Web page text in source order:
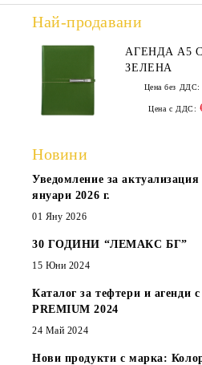
Най-продавани
АГЕНДА А5
ЗЕЛЕНА
Цена без ДДС:
Цена с ДДС:
Новини
Уведомление за актуализация
януари 2026 г.
01 Яну 2026
30 ГОДИНИ “ЛЕМАКС БГ”
15 Юни 2024
Каталог за тефтери и агенди
PREMIUM 2024
24 Май 2024
Нови продукти с марка: